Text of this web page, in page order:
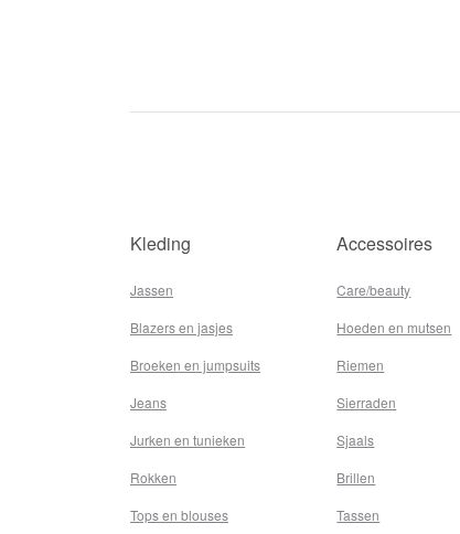
Kleding
Jassen
Blazers en jasjes
Broeken en jumpsuits
Jeans
Jurken en tunieken
Rokken
Tops en blouses
Accessoires
Care/beauty
Hoeden en mutsen
Riemen
Sierraden
Sjaals
Brillen
Tassen